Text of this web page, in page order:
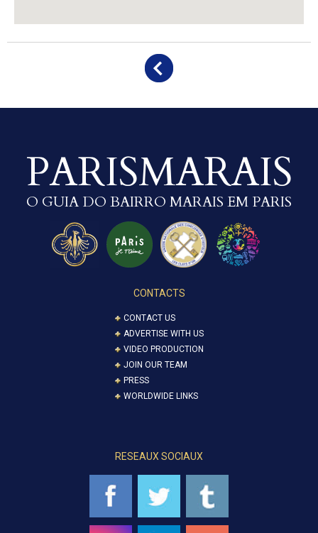
PARISMARAIS
O GUIA DO BAIRRO MARAIS EM PARIS
CONTACTS
CONTACT US
ADVERTISE WITH US
VIDEO PRODUCTION
JOIN OUR TEAM
PRESS
WORLDWIDE LINKS
RESEAUX SOCIAUX